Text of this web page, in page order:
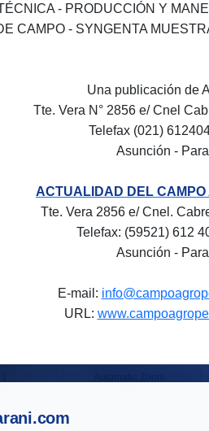
- PRODUCCIÓN Y
CAMPO - SYNGENTA
Una publicación de
Tte. Vera N° 2856 e/ Cnel
Telefax (021)
Asunción -
ACTUALIDAD DEL CAMPO
Tte. Vera 2856 e/ Cnel.
Telefax: (59521) 612
Asunción -
E-mail:
URL: